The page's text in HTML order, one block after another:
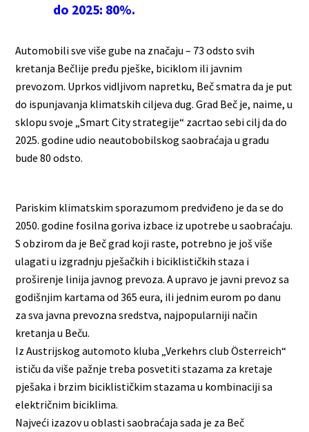
do 2025: 80%.
Automobili sve više gube na značaju – 73 odsto svih
kretanja Bečlije pređu pješke, biciklom ili javnim
prevozom. Uprkos vidljivom napretku, Beč smatra da je put
do ispunjavanja klimatskih ciljeva dug. Grad Beč je, naime, u
sklopu svoje „Smart City strategije“ zacrtao sebi cilj da do
2025. godine udio neautobobilskog saobraćaja u gradu
bude 80 odsto.
Pariskim klimatskim sporazumom predviđeno je da se do
2050. godine fosilna goriva izbace iz upotrebe u saobraćaju.
S obzirom da je Beč grad koji raste, potrebno je još više
ulagati u izgradnju pješačkih i biciklističkih staza i
proširenje linija javnog prevoza. A upravo je javni prevoz sa
godišnjim kartama od 365 eura, ili jednim eurom po danu
za sva javna prevozna sredstva, najpopularniji način
kretanja u Beču.
Iz Austrijskog automoto kluba „Verkehrs club Österreich“
ističu da više pažnje treba posvetiti stazama za kretaje
pješaka i brzim biciklističkim stazama u kombinaciji sa
električnim biciklima.
Najveći izazov u oblasti saobraćaja sada je za Beč